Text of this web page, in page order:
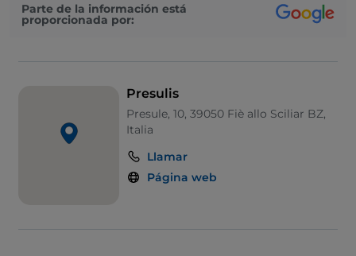
Parte de la información está
proporcionada por:
Presulis
Presule, 10, 39050 Fiè allo Sciliar BZ,
Italia
Llamar
Página web